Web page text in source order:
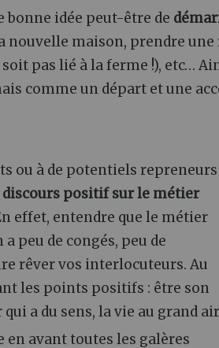
idée peut-être de
nouvelle maison, prendre
pas lié à la ferme !), etc…
comme un départ et une
ou à de potentiels repreneurs
discours positif sur le métier
effet, entendre que le métier
peu de congés, peu de
rêver vos interlocuteurs. Au
les points positifs : être son
a du sens, la vie au grand
avant toutes les galères